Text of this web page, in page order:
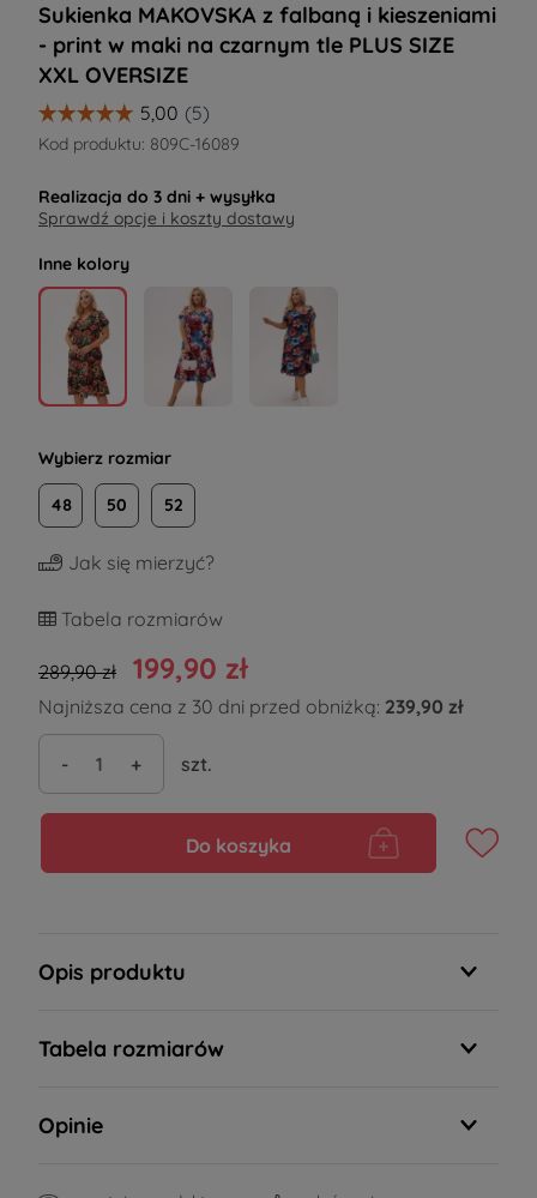
Sukienka MAKOVSKA z falbaną i kieszeniami
- print w maki na czarnym tle PLUS SIZE
XXL OVERSIZE
Kod produktu: 809C-16089
Realizacja do 3 dni + wysyłka
Sprawdź opcje i koszty dostawy
Inne kolory
Wybierz rozmiar
48 50 52
Jak się mierzyć?
Tabela rozmiarów
289,90 zł 199,90 zł
Najniższa cena z 30 dni przed obniżką: 239,90 zł
- + szt.
Do koszyka
Opis produktu
Tabela rozmiarów
Opinie